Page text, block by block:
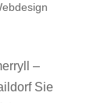
–
Sie